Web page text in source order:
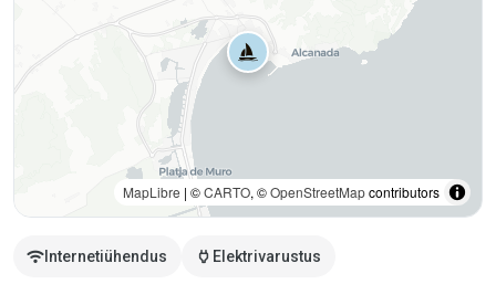
wifi Internetiühendus power Elektrivarustus
MapLibre | ©CARTO, ©OpenStreetMapcontributors